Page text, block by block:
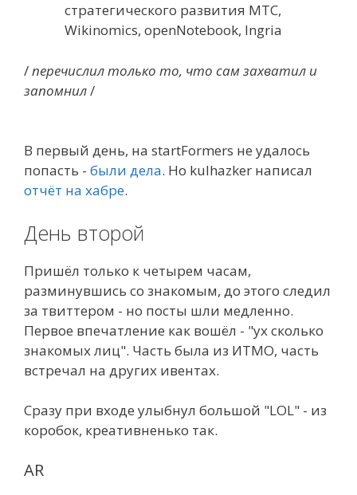
стратегического развития МТС,
Wikinomics, openNotebook, Ingria
/перечислил только то, что сам захватил и
запомнил/
В первый день, на startFormers не удалось
попасть - были дела. Но kulhazker написал
отчёт на хабре.
День второй
Пришёл только к четырем часам,
разминувшись со знакомым, до этого следил
за твиттером - но посты шли медленно.
Первое впечатление как вошёл - "ух сколько
знакомых лиц". Часть была из ИТМО, часть
встречал на других ивентах.
Сразу при входе улыбнул большой "LOL" - из
коробок, креативненько так.
AR